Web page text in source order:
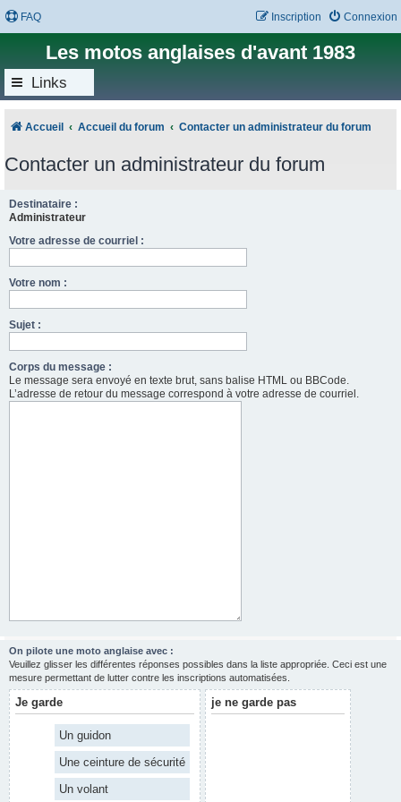
FAQ Connexion
Inscription
Les motos anglaises d'avant 1983
Links
Accueil Accueil du forum Contacter un administrateur du forum
Contacter un administrateur du forum
Destinataire :
Administrateur
Votre adresse de courriel :
Votre nom :
Sujet :
Corps du message :
Le message sera envoyé en texte brut, sans balise HTML ou BBCode.
L’adresse de retour du message correspond à votre adresse de courriel.
On pilote une moto anglaise avec :
Veuillez glisser les différentes réponses possibles dans la liste appropriée. Ceci est une
mesure permettant de lutter contre les inscriptions automatisées.
Je garde
Un guidon
Une ceinture de sécurité
Un volant
je ne garde pas